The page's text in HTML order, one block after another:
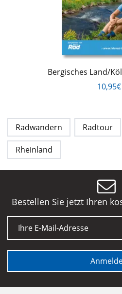
Bergisches Land/
10,95€
Radwandern Radtour
Rheinland
Bestellen Sie jetzt Ihren
E-Mail